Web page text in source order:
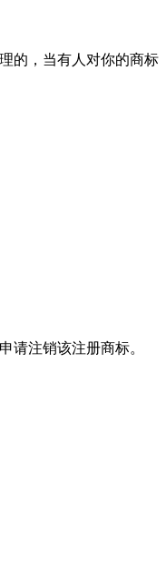
的，当有人对你的商标
请注销该注册商标。